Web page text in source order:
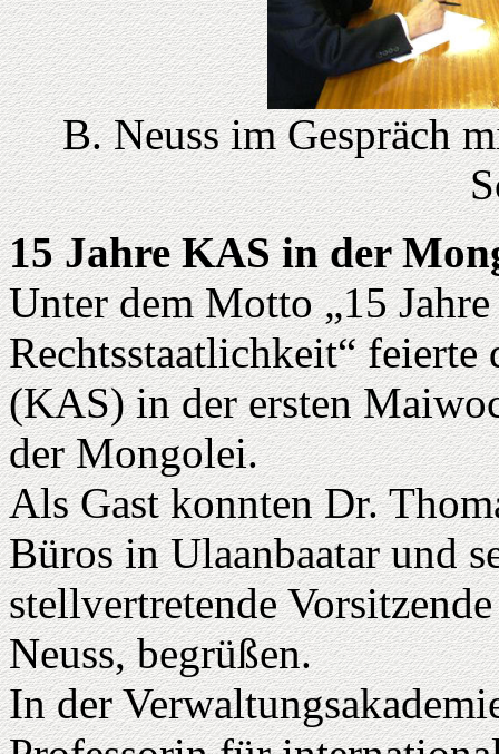
B. Neuss im Gespräch
15 Jahre KAS in der
Unter dem Motto „15
Rechtsstaatlichkeit“
(KAS) in der ersten
der Mongolei.
Als Gast konnten Dr.
Büros in Ulaanbaatar und
stellvertretende
Neuss, begrüßen.
In der